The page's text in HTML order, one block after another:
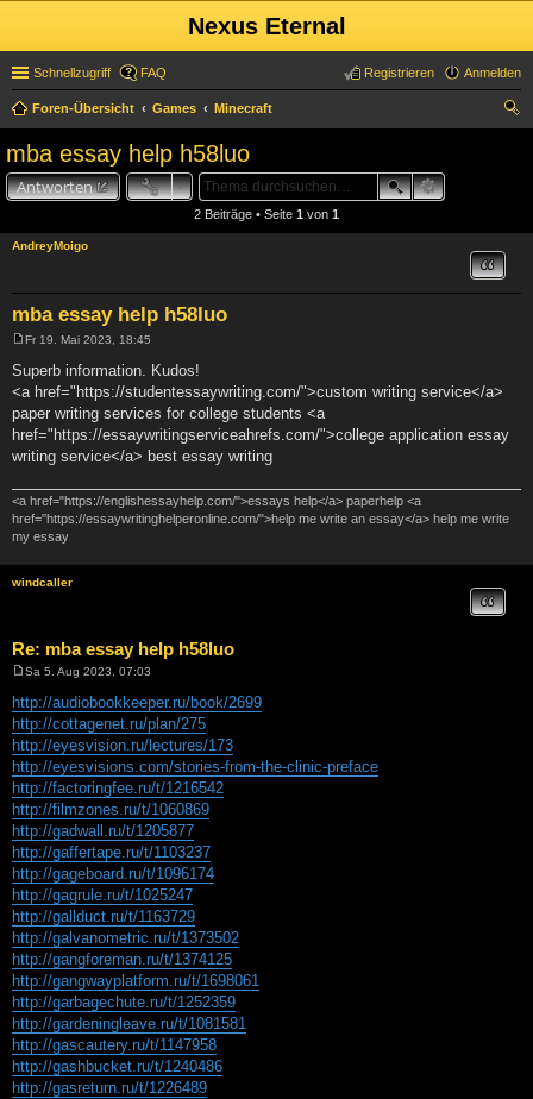
Nexus Eternal
Schnellzugriff FAQ Anmelden
Registrieren
Foren-Übersicht Games
Minecraft
mba essay help h58luo
Antworten
2 Beiträge • Seite 1 von 1
AndreyMoigo
mba essay help h58luo
Zitat
i
t
a
g
Fr 19. Mai 2023, 18:45
Superb information. Kudos!
<a href="https://studentessaywriting.com/">custom writing service</a>
paper writing services for college students <a
href="https://essaywritingserviceahrefs.com/">college application essay
writing service</a> best essay writing
<a href="https://englishessayhelp.com/">essays help</a> paperhelp <a
href="https://essaywritinghelperonline.com/">help me write an essay</a> help me write
my essay
windcaller
Re: mba essay help h58luo
Zitat
e
i
t
r
a
g
Sa 5. Aug 2023, 07:03
http://audiobookkeeper.ru/book/2699
http://cottagenet.ru/plan/275
http://eyesvision.ru/lectures/173
http://eyesvisions.com/stories-from-the-clinic-preface
http://factoringfee.ru/t/1216542
http://filmzones.ru/t/1060869
http://gadwall.ru/t/1205877
http://gaffertape.ru/t/1103237
http://gageboard.ru/t/1096174
http://gagrule.ru/t/1025247
http://gallduct.ru/t/1163729
http://galvanometric.ru/t/1373502
http://gangforeman.ru/t/1374125
http://gangwayplatform.ru/t/1698061
http://garbagechute.ru/t/1252359
http://gardeningleave.ru/t/1081581
http://gascautery.ru/t/1147958
http://gashbucket.ru/t/1240486
http://gasreturn.ru/t/1226489